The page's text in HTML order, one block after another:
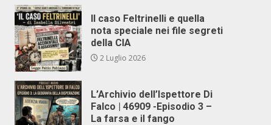
Il caso Feltrinelli e quella
nota speciale nei file segreti
della CIA
2 Luglio 2026
L’Archivio dell’Ispettore Di
Falco | 46909 -Episodio 3 –
La farsa e il fango